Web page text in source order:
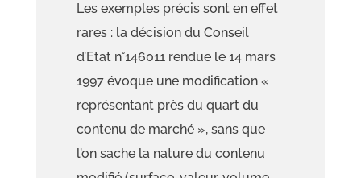
Les exemples précis sont en effet
rares : la décision du Conseil
d’Etat n°146011 rendue le 14 mars
1997 évoque une modification «
représentant près du quart du
contenu de marché », sans que
l’on sache la nature du contenu